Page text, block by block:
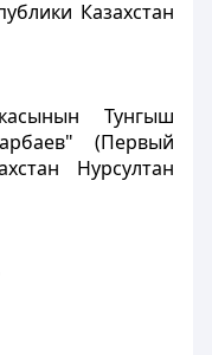
Казахстан
Тунгыш
(Первый
Нурсултан